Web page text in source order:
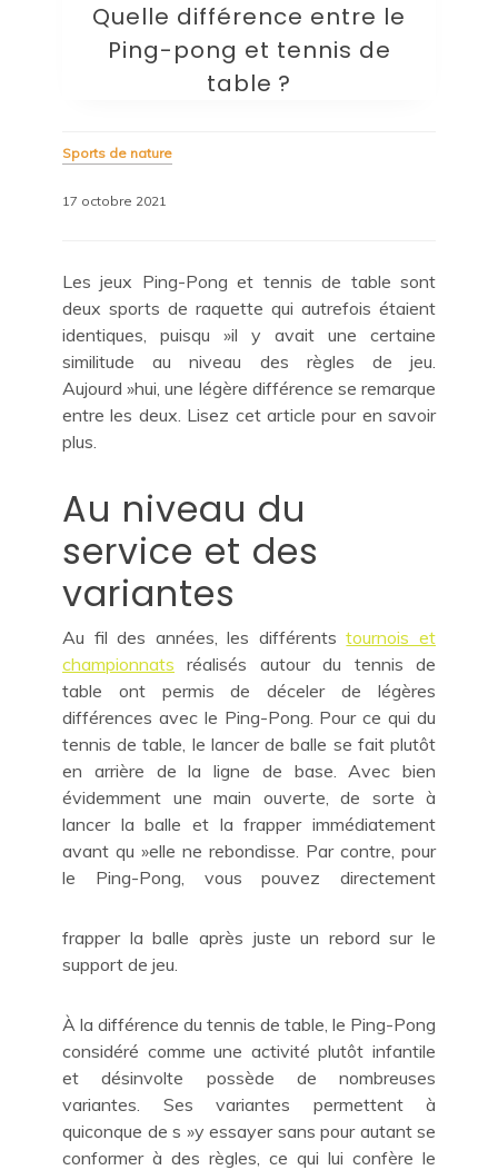
Trackworld-france2015.com
Quelle différence entre le
Ping-pong et tennis de
table ?
Sports de nature
17 octobre 2021
Les jeux Ping-Pong et tennis de table sont
deux sports de raquette qui autrefois étaient
identiques, puisqu »il y avait une certaine
similitude au niveau des règles de jeu.
Aujourd »hui, une légère différence se remarque
entre les deux. Lisez cet article pour en savoir
plus.
Au niveau du
service et des
variantes
Au fil des années, les différentstournois et
championnats réalisés autour du tennis de
table ont permis de déceler de légères
différences avec le Ping-Pong. Pour ce qui du
tennis de table, le lancer de balle se fait plutôt
en arrière de la ligne de base. Avec bien
évidemment une main ouverte, de sorte à
lancer la balle et la frapper immédiatement
avant qu »elle ne rebondisse. Par contre, pour
le Ping-Pong, vous pouvez directement
frapper la balle après juste un rebord sur le
support de jeu.
À la différence du tennis de table, le Ping-Pong
considéré comme une activité plutôt infantile
et désinvolte possède de nombreuses
variantes. Ses variantes permettent à
quiconque de s »y essayer sans pour autant se
conformer à des règles, ce qui lui confère le